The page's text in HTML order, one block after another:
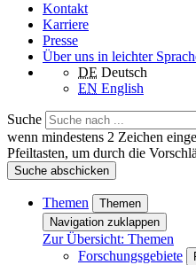
Kontakt
Karriere
Presse
Über uns in leichter
DE Deutsch
EN English
Suche
wenn mindestens 2 Zeichen
Pfeiltasten, um durch die
Suche abschicken
Themen
Themen
Navigation zuklappen
Zur Übersicht: Themen
Forschungsgebiete